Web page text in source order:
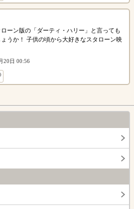
ーン版の「ダーティ・ハリー」と言っても
うか！ 子供の頃から大好きなスタローン映
20日 00:56